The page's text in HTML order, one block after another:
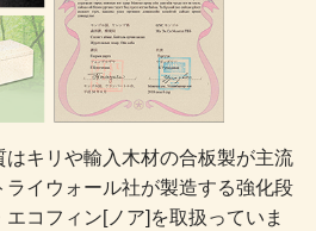
キリや輸入木材の合板製が主流
イウォール社が製造する強化段
コフィン[ノア]を取扱っていま